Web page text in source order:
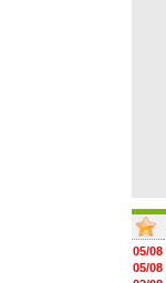
05/08
05/08